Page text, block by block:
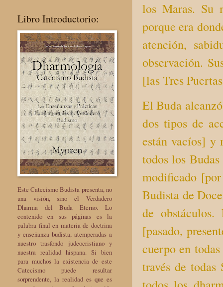
los Maras. Su
porque era
atención,
observación.
[las Tres
El Buda
dos tipos de
están vacíos] y
todos los
modificado
Budista de
de
[pasado,
cuerpo en
través de todas
Libro Introductorio:
Este Catecismo Budista presenta, no
una visión, sino el Verdadero
Dharma del Buda Eterno. Lo
contenido en sus páginas es la
palabra final en materia de doctrina
y enseñanza budista, atemperadas a
nuestro trasfondo judeocristiano y
nuestra realidad hispana. Si bien
para muchos la existencia de este
Catecismo puede resultar
sorprendente, la realidad es que es